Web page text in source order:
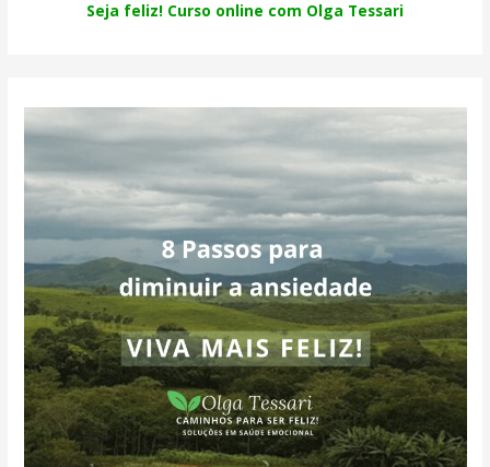
Seja feliz! Curso online com Olga Tessari